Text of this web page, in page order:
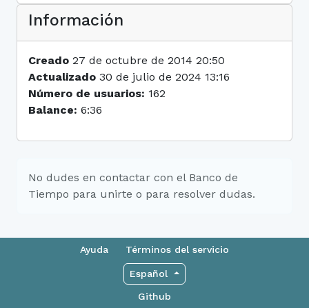
Información
Creado 27 de octubre de 2014 20:50
Actualizado 30 de julio de 2024 13:16
Número de usuarios: 162
Balance: 6:36
No dudes en contactar con el Banco de
Tiempo para unirte o para resolver dudas.
Ayuda Términos del servicio
Español
Github